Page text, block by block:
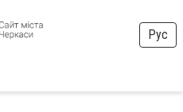
Рус